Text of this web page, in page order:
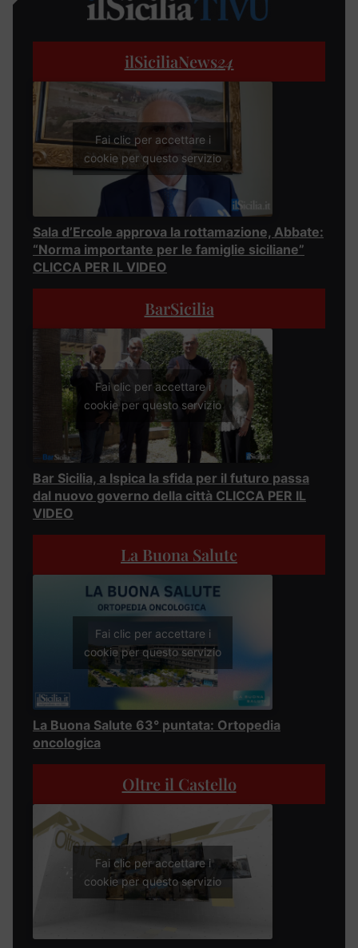
ilSiciliaNews24
Fai clic per accettare i
cookie per questo servizio
Sala d’Ercole approva la rottamazione, Abbate:
“Norma importante per le famiglie siciliane”
CLICCA PER IL VIDEO
BarSicilia
Fai clic per accettare i
cookie per questo servizio
Bar Sicilia, a Ispica la sfida per il futuro passa
dal nuovo governo della città CLICCA PER IL
VIDEO
La Buona Salute
Fai clic per accettare i
cookie per questo servizio
La Buona Salute 63° puntata: Ortopedia
oncologica
Oltre il Castello
Fai clic per accettare i
cookie per questo servizio